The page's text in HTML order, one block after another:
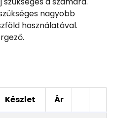
nagyobb
használatával.
Készlet Ár